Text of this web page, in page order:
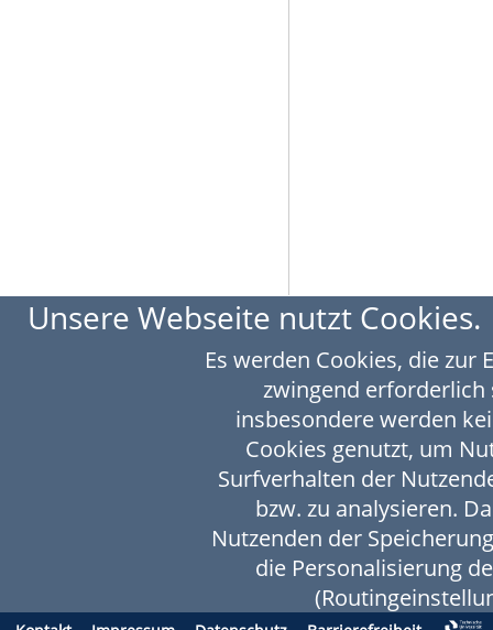
Unsere Webseite nutzt Cookies.
Es werden Cookies, die
zwingend erforderlich
insbesondere werden
Cookies genutzt, um
Surfverhalten der
bzw. zu analysieren.
Nutzenden der
die Personalisierung